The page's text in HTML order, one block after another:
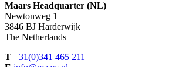
Maars Headquarter (NL)
Newtonweg 1
3846 BJ Harderwijk
The Netherlands
T +31(0)341 465 211